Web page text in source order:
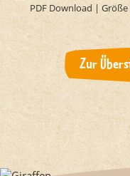
PDF Download | Größe
Zur